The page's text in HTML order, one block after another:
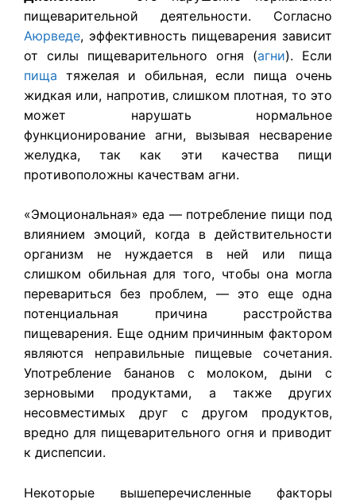
пищеварительной деятельности. Согласно
Аюрведе, эффективность пищеварения зависит
от силы пищеварительного огня (агни). Если
пища тяжелая и обильная, если пища очень
жидкая или, напротив, слишком плотная, то это
может нарушать нормальное
функционирование агни, вызывая несварение
желудка, так как эти качества пищи
противоположны качествам агни.
«Эмоциональная» еда — потребление пищи под
влиянием эмоций, когда в действительности
организм не нуждается в ней или пища
слишком обильная для того, чтобы она могла
перевариться без проблем, — это еще одна
потенциальная причина расстройства
пищеварения. Еще одним причинным фактором
являются неправильные пищевые сочетания.
Употребление бананов с молоком, дыни с
зерновыми продуктами, а также других
несовместимых друг с другом продуктов,
вредно для пищеварительного огня и приводит
к диспепсии.
Некоторые вышеперечисленные факторы